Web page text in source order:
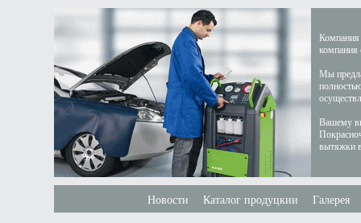
Компания
компания
Мы
Вашему
вытяжки
Новости Каталог продуцкии Галерея